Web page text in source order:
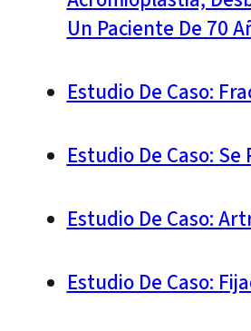
Un Paciente De 70
Estudio De Caso:
Estudio De Caso:
Estudio De Caso:
Estudio De Caso: